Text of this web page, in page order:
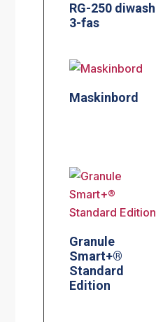
RG-250 diwash
3-fas
Maskinbord
Granule
Smart+®
Standard
Edition